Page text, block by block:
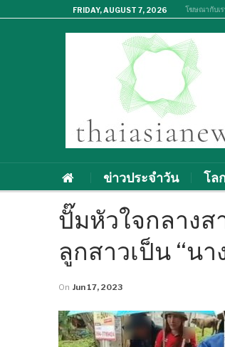
FRIDAY, AUGUST 7, 2026 โฆษณากับเร
ข่าวประจำวัน โล
ปั๊มหัวใจกลางส
ลูกสาวเป็น “น
On Jun 17, 2023